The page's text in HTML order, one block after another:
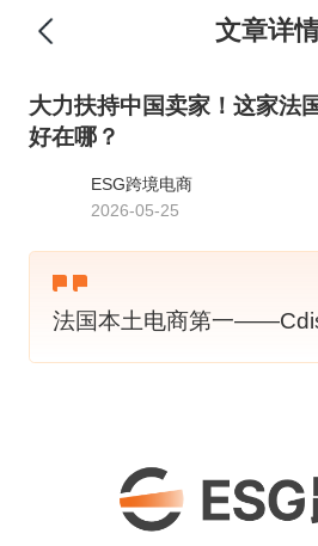
文章详
大力扶持中国卖家！这家法
好在哪？
ESG跨境电商
2026-05-25
法国本土电商第一